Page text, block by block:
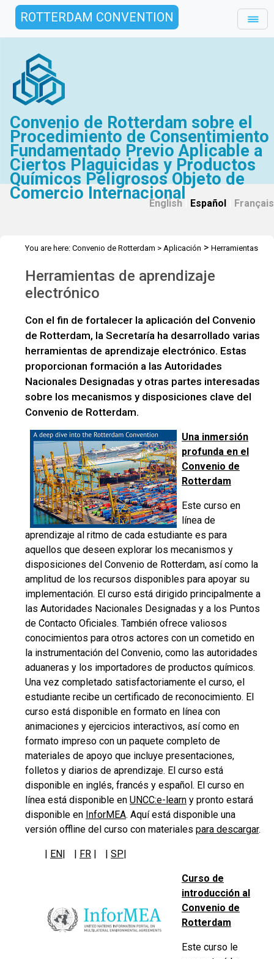
ROTTERDAM CONVENTION
Convenio de Rotterdam sobre el
Procedimiento de Consentimiento
Fundamentado Previo Aplicable a
Ciertos Plaguicidas y Productos
Químicos Peligrosos Objeto de
Comercio Internacional
English Español Français
You are here: Convenio de Rotterdam > Aplicación > Herramientas
Herramientas de aprendizaje
electrónico
Con el fin de fortalecer la aplicación del Convenio
de Rotterdam, la Secretaría ha desarrollado varias
herramientas de aprendizaje electrónico. Estas
proporcionan formación a las Autoridades
Nacionales Designadas y otras partes interesadas
sobre los mecanismos y disposiciones clave del
Convenio de Rotterdam.
Una inmersión
profunda en el
Convenio de
Rotterdam
Este curso en
línea de
aprendizaje al ritmo de cada estudiante es para
aquellos que deseen explorar los mecanismos y
disposiciones del Convenio de Rotterdam, así como la
amplitud de los recursos disponibles para apoyar su
implementación. El curso está dirigido principalmente a
las Autoridades Nacionales Designadas y a los Puntos
de Contacto Oficiales. También ofrece valiosos
conocimientos para otros actores con un cometido en
la instrumentación del Convenio, como las autoridades
aduaneras y los importadores de productos químicos.
Una vez completado satisfactoriamente el curso, el
estudiante recibe un certificado de reconocimiento. El
curso está disponible en formato en línea con
animaciones y ejercicios interactivos, así como en
formato impreso con un paquete completo de
materiales de apoyo que incluye presentaciones,
folletos y diarios de aprendizaje. El curso está
disponible en inglés, francés y español. El curso en
línea está disponible en UNCC:e-learn y pronto estará
disponible en InforMEA. Aquí está disponible una
versión offline del curso con materiales para descargar.
| EN| | FR | | SP|
Curso de
introducción al
Convenio de
Rotterdam
Este curso le